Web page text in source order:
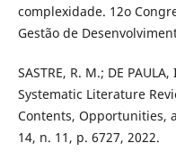
complexidade. 12o
Gestão de
SASTRE, R. M.; DE PAULA,
Systematic Literature
Contents, Opportunities,
14, n. 11, p. 6727, 2022.